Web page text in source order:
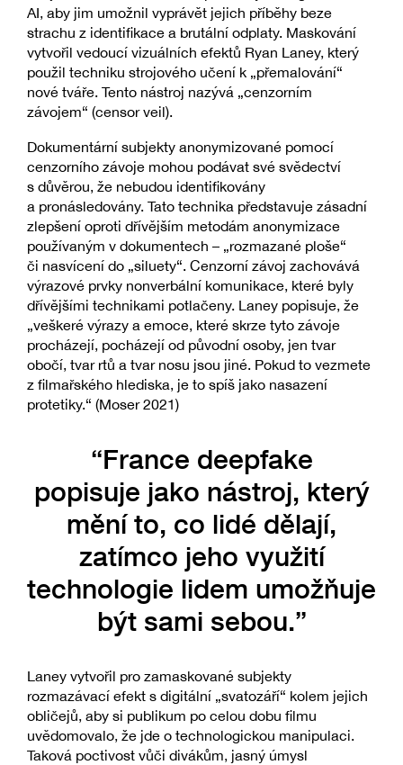
AI, aby jim umožnil vyprávět jejich příběhy beze
strachu z identifikace a brutální odplaty. Maskování
vytvořil vedoucí vizuálních efektů Ryan Laney, který
použil techniku strojového učení k „přemalování“
nové tváře. Tento nástroj nazývá „cenzorním
závojem“ (censor veil).
Dokumentární subjekty anonymizované pomocí
cenzorního závoje mohou podávat své svědectví
s důvěrou, že nebudou identifikovány
a pronásledovány. Tato technika představuje zásadní
zlepšení oproti dřívějším metodám anonymizace
používaným v dokumentech – „rozmazané ploše“
či nasvícení do „siluety“. Cenzorní závoj zachovává
výrazové prvky nonverbální komunikace, které byly
dřívějšími technikami potlačeny. Laney popisuje, že
„veškeré výrazy a emoce, které skrze tyto závoje
procházejí, pocházejí od původní osoby, jen tvar
obočí, tvar rtů a tvar nosu jsou jiné. Pokud to vezmete
z filmařského hlediska, je to spíš jako nasazení
protetiky.“ (Moser 2021)
“France deepfake
popisuje jako nástroj, který
mění to, co lidé dělají,
zatímco jeho využití
technologie lidem umožňuje
být sami sebou.”
Laney vytvořil pro zamaskované subjekty
rozmazávací efekt s digitální „svatozáří“ kolem jejich
obličejů, aby si publikum po celou dobu filmu
uvědomovalo, že jde o technologickou manipulaci.
Taková poctivost vůči divákům, jasný úmysl